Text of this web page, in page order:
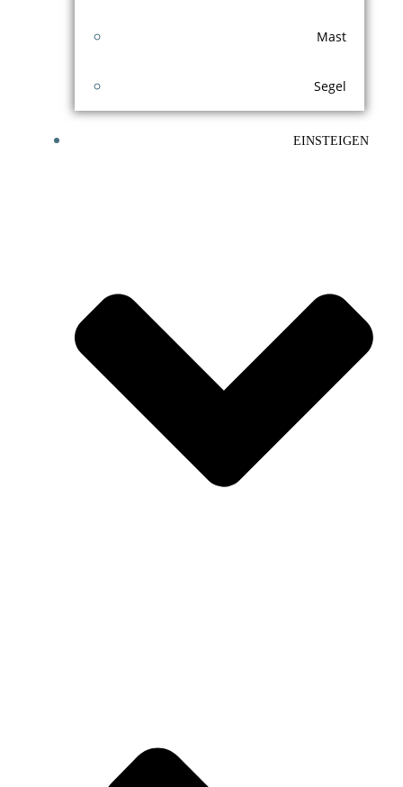
Mast
Segel
EINSTEIGEN